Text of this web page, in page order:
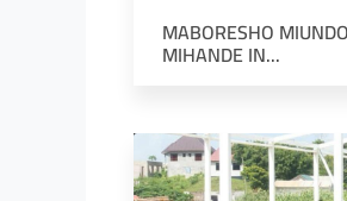
MABORESHO
MIHANDE IN...